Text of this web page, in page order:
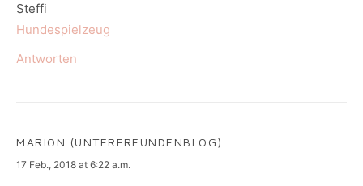
Steffi
Hundespielzeug
Antworten
MARION (UNTERFREUNDENBLOG)
says:
17 Feb., 2018 at 6:22 a.m.